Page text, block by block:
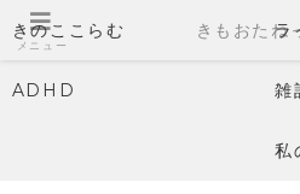
きのここらむ ラ
ADHD 雑
私
メニュー
きもおたね